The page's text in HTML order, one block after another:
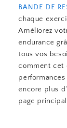
BANDE DE
chaque
Améliorez
endurance
tous vos
comment cet
performances
encore plus
page